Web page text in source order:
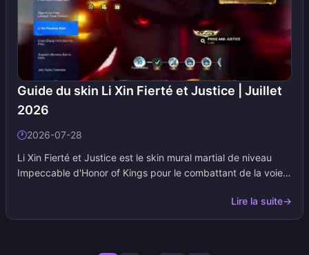
Guide du skin Li Xin Fierté et Justice | Juillet
2026
🕐2026-07-28
Li Xin Fierté et Justice est le skin mural martial de niveau
Impeccable d'Honor of Kings pour le combattant de la voie
l'événement Vœu impeccable de Li Xin. Ajoutez cette page à
vos signets ; nous mettons à jour les dates, les coûts de
Lire la suite→